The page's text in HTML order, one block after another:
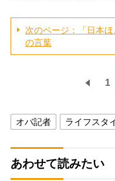
次のページ：「日本
の言葉
1
オバ記者 ライフスタ
あわせて読みたい